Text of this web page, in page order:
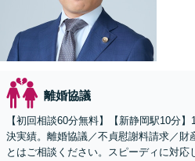
離婚協議
【初回相談60分無料】【新静岡駅10分
決実績。離婚協議／不貞慰謝料請求／財
とはご相談ください。スピーディに対応